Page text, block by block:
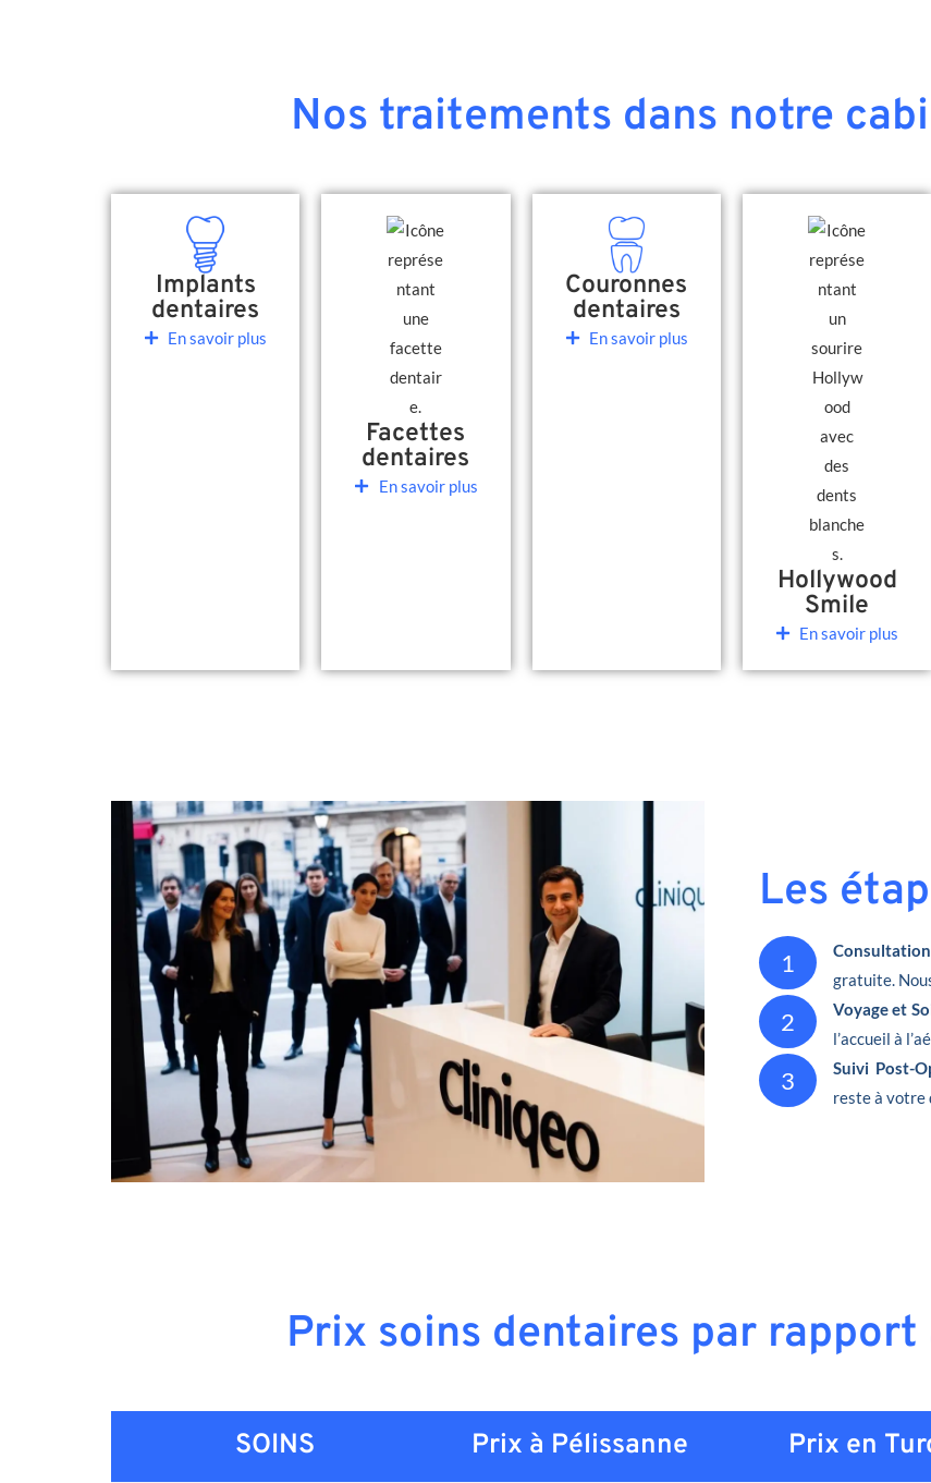
Nos traitements dans notre
Implants
dentaires
En savoir plus
Facettes
dentaires
En savoir plus
Couronnes
dentaires
En savoir plus
Hollywood
Smile
En savoir plus
Les
1
gratuite.
2 Voyage et
l’accueil à
3 Suivi Post-
reste à votre
Prix soins dentaires par rapport
SOINS Prix à Pélissanne Prix en